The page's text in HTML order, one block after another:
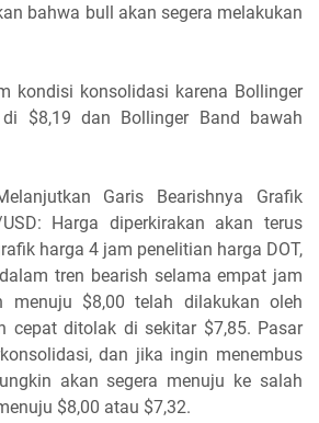
bahwa bull akan segera melakukan
kondisi konsolidasi karena Bollinger
$8,19 dan Bollinger Band bawah
Garis Bearishnya Grafik
Harga diperkirakan akan terus
harga 4 jam penelitian harga DOT,
tren bearish selama empat jam
menuju $8,00 telah dilakukan oleh
cepat ditolak di sekitar $7,85. Pasar
dan jika ingin menembus
akan segera menuju ke salah
$8,00 atau $7,32.